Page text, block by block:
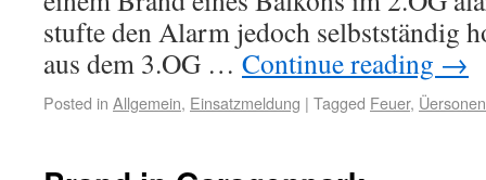
stufte den Alarm jedoch selbstständig
aus dem 3.OG … Continue reading →
Posted in Allgemein, Einsatzmeldung | Tagged Feuer, Üersonen